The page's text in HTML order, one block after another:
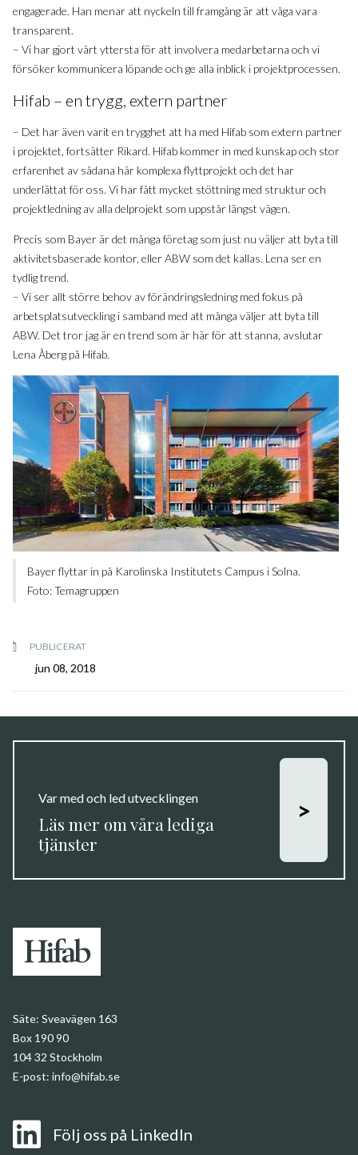
engagerade. Han menar att nyckeln till framgång är att våga vara
transparent.
– Vi har gjort vårt yttersta för att involvera medarbetarna och vi
försöker kommunicera löpande och ge alla inblick i projektprocessen.
Hifab – en trygg, extern partner
– Det har även varit en trygghet att ha med Hifab som extern partner
i projektet, fortsätter Rikard. Hifab kommer in med kunskap och stor
erfarenhet av sådana här komplexa flyttprojekt och det har
underlättat för oss. Vi har fått mycket stöttning med struktur och
projektledning av alla delprojekt som uppstår längst vägen.
Precis som Bayer är det många företag som just nu väljer att byta till
aktivitetsbaserade kontor, eller ABW som det kallas. Lena ser en
tydlig trend.
– Vi ser allt större behov av förändringsledning med fokus på
arbetsplatsutveckling i samband med att många väljer att byta till
ABW. Det tror jag är en trend som är här för att stanna, avslutar
Lena Åberg på Hifab.
Bayer flyttar in på Karolinska Institutets Campus i Solna.
Foto: Temagruppen
PUBLICERAT
jun 08, 2018
Var med och led utvecklingen
Läs mer om våra lediga
tjänster
>
Säte: Sveavägen 163
Box 190 90
104 32 Stockholm
E-post: info@hifab.se
Följ oss på LinkedIn